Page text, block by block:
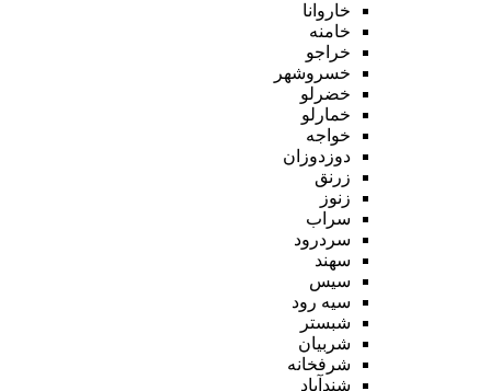
خاروانا
خامنه
خراجو
خسروشهر
خضرلو
خمارلو
خواجه
دوزدوزان
زرنق
زنوز
سراب
سردرود
سهند
سیس
سیه رود
شبستر
شربیان
شرفخانه
شندآباد